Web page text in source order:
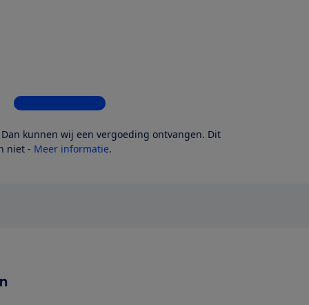
Bekijk alle 4 winkels
kunnen wij een vergoeding ontvangen. Dit
niet - Meer informatie.